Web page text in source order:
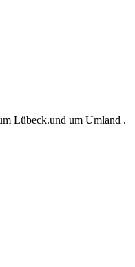
Lübeck.und um Umland .